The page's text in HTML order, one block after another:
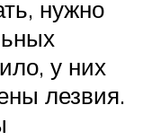
нужно
у них
лезвия.